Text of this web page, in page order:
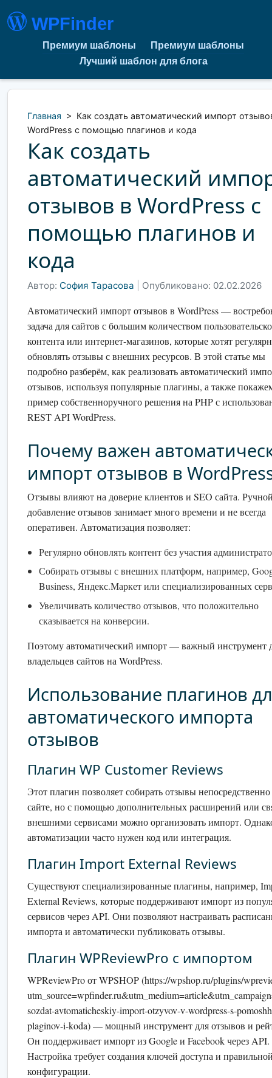
WPFinder
Премиум шаблоны
Премиум шаблоны
Лучший шаблон для блога
Главная > Как создать автоматический импорт
WordPress с помощью плагинов и кода
Как создать
автоматический
отзывов в WordPress с
помощью плагинов и
кода
Автор: София Тарасова Опубликовано: 02.02.2026
Автоматический импорт отзывов в WordPress —
задача для сайтов с большим количеством
контента или интернет-магазинов, которые хотят
обновлять отзывы с внешних ресурсов. В этой статье мы
подробно разберём, как реализовать автоматический
отзывов, используя популярные плагины, а также
пример собственноручного решения на PHP с
REST API WordPress.
Почему важен
импорт отзывов в
Отзывы влияют на доверие клиентов и SEO сайта.
добавление отзывов занимает много времени и не всегда
оперативен. Автоматизация позволяет:
Регулярно обновлять контент без участия
Собирать отзывы с внешних платформ, например,
Business, Яндекс.Маркет или специализированных
Увеличивать количество отзывов, что положительно
сказывается на конверсии.
Поэтому автоматический импорт — важный инструмент
владельцев сайтов на WordPress.
Использование плагинов
автоматического импорта
отзывов
Плагин WP Customer Reviews
Этот плагин позволяет собирать отзывы
сайте, но с помощью дополнительных расширений или
внешними сервисами можно организовать импорт.
автоматизации часто нужен код или интеграция.
Плагин Import External Reviews
Существуют специализированные плагины, например,
External Reviews, которые поддерживают импорт из
сервисов через API. Они позволяют настраивать
импорта и автоматически публиковать отзывы.
Плагин WPReviewPro с импортом
WPReviewPro от WPSHOP (https://wpshop.ru/plugins/
sozdat-avtomaticheskiy-import-otzyvov-v-wordpress-s-
plaginov-i-koda) — мощный инструмент для отзывов и
Он поддерживает импорт из Google и Facebook через API.
Настройка требует создания ключей доступа и
конфигурации.